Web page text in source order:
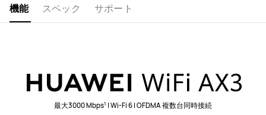
ア)機能
スペック サポート
最大3000 Mbps1 | Wi-Fi 6 | OFDMA 複数台同時接続